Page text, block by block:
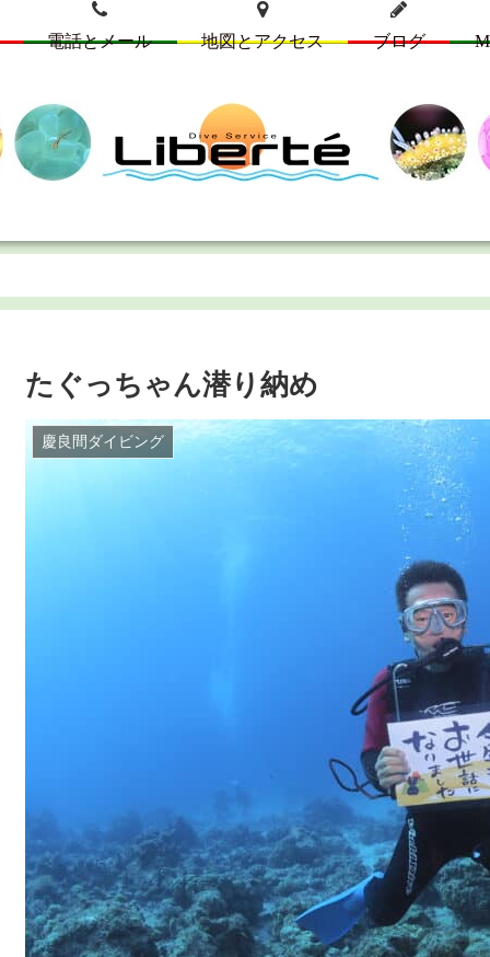
電話とメール 地図とアクセス ブログ
たぐっちゃん潜り納め
慶良間ダイビング